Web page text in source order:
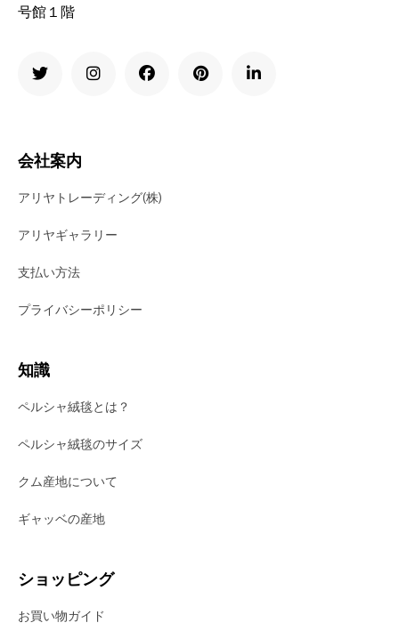
号館１階
会社案内
アリヤトレーディング(株)
アリヤギャラリー
支払い方法
プライバシーポリシー
知識
ペルシャ絨毯とは？
ペルシャ絨毯のサイズ
クム産地について
ギャッベの産地
ショッピング
お買い物ガイド